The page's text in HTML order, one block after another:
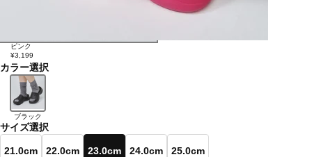
ピンク
¥3,199
カラー選択
ブラック
サイズ選択
21.0cm 22.0cm 23.0cm 24.0cm
25.0cm